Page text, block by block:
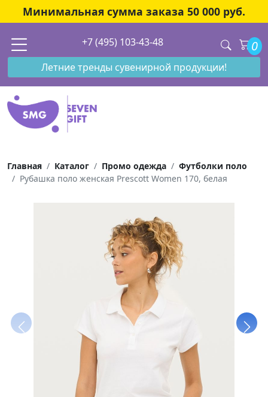
Минимальная сумма заказа 50 000 руб.
+7 (495) 103-43-48 0
Летние тренды сувенирной продукции!
Главная Каталог Промо одежда
Футболки поло
Рубашка поло женская Prescott Women 170, белая